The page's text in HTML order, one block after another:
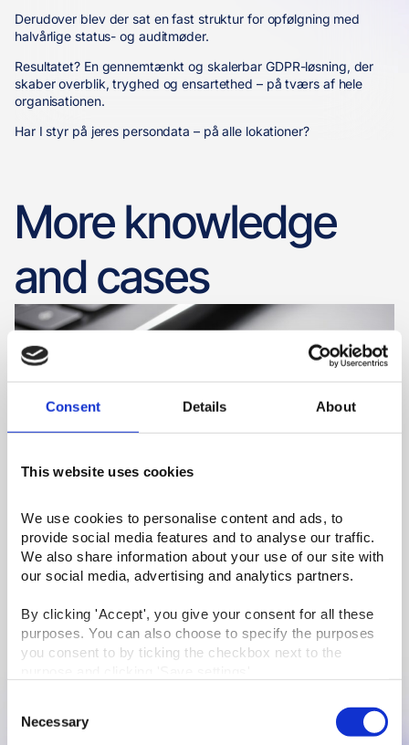
Consent Details About
This website uses cookies
We use cookies to personalise content and ads, to
provide social media features and to analyse our traffic.
We also share information about your use of our site with
our social media, advertising and analytics partners.
By clicking 'Accept', you give your consent for all these
purposes. You can also choose to specify the purposes
you consent to by ticking the checkbox next to the
You may withdraw your consent at any time by clicking
the small icon at the bottom right corner of the website.
Selection
Necessary
Derudover blev der sat en fast struktur for opfølgning med
halvårlige status- og auditmøder.
Resultatet? En gennemtænkt og skalerbar GDPR-løsning, der
skaber overblik, tryghed og ensartethed – på tværs af hele
organisationen.
Har I styr på jeres persondata – på alle lokationer?
More knowledge
and cases
Automatisering i praksis – fra
USB til effektivitet med ét klik
Fra USB og manuel indtastning til automatiseret dataoverførsel
Udforsk